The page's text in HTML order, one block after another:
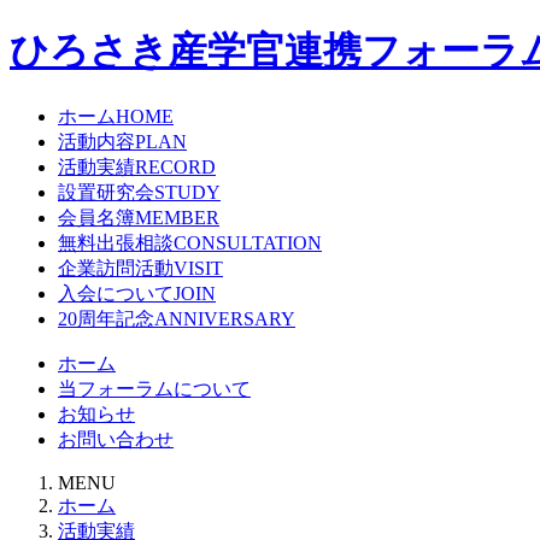
ひろさき産学官連携フォーラ
ホームHOME
活動内容PLAN
活動実績RECORD
設置研究会STUDY
会員名簿MEMBER
無料出張相談CONSULTATION
企業訪問活動VISIT
入会についてJOIN
20周年記念ANNIVERSARY
ホーム
当フォーラムについて
お知らせ
お問い合わせ
MENU
ホーム
活動実績